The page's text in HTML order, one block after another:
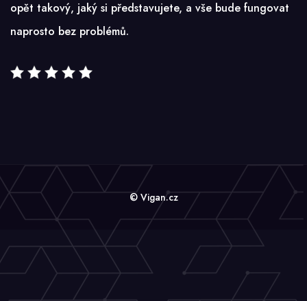
opět takový, jaký si představujete, a vše bude fungovat
naprosto bez problémů.
© Vigan.cz